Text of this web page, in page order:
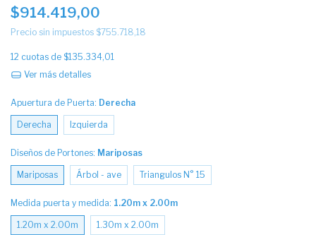
$914.419,00
Precio sin impuestos $755.718,18
12 cuotas de $135.334,01
Ver más detalles
Apuertura de Puerta: Derecha
Derecha Izquierda
Diseños de Portones: Mariposas
Mariposas Árbol - ave Triangulos N° 15
Medida puerta y medida: 1.20m x 2.00m
1.20m x 2.00m 1.30m x 2.00m